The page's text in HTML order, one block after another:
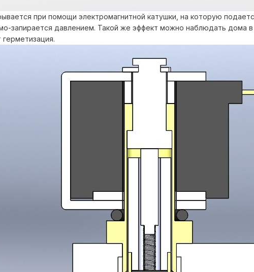
при помощи электромагнитной катушки, на которую
запирается давлением. Такой же эффект можно наблюдать дома